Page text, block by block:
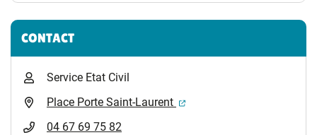
CONTACT
Service Etat Civil
Place Porte Saint-Laurent
(ouverture dans un
04 67 69 75 82